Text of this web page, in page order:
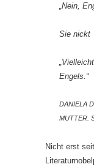
„Nein,
Sie nickt
Engels.“
DANIELA
MUTTER.
Nicht erst